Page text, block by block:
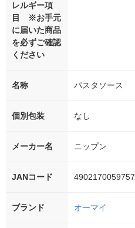
レルギー項
目 ※お手元
に届いた商品
を必ずご確認
ください
名称 パスタソース
個別包装 なし
メーカー名 ニップン
JANコード 4902170059757
ブランド オーマイ